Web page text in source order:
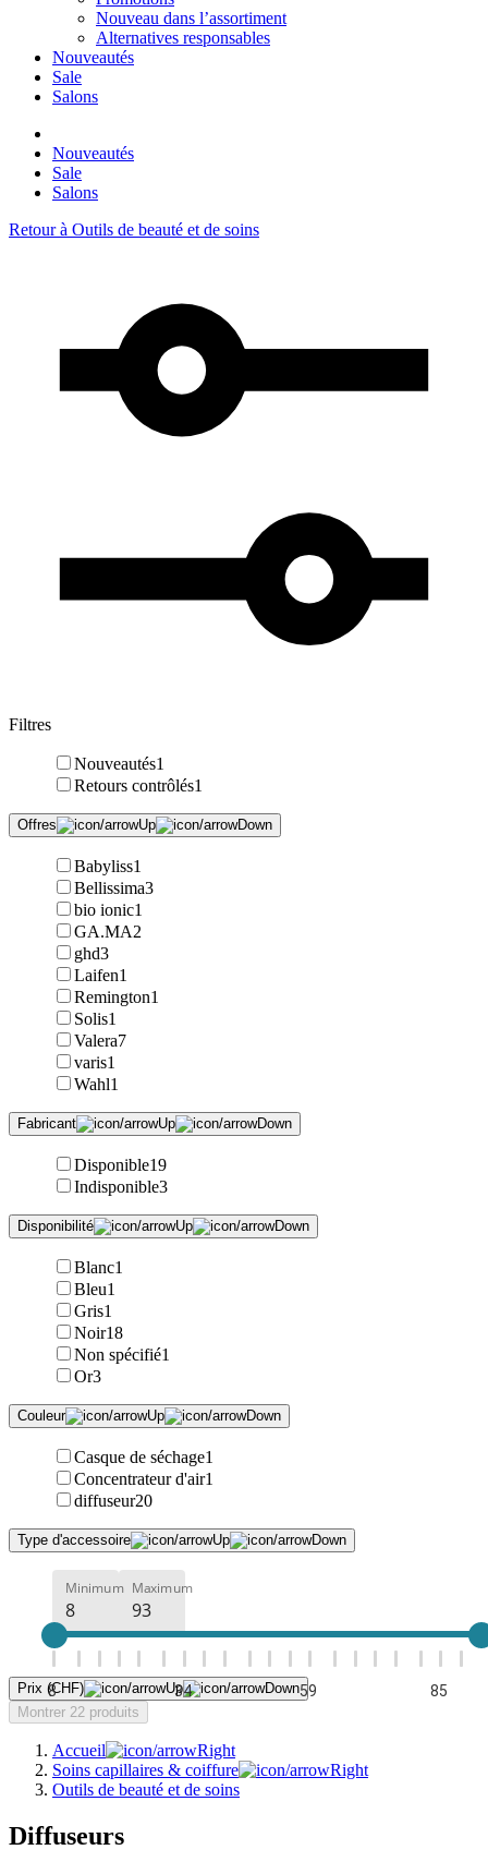
Nouveau dans l’assortiment
Alternatives responsables
Nouveautés
Sale
Salons
Nouveautés
Sale
Salons
Retour à Outils de beauté et de soins
Filtres
Nouveautés1
Retours contrôlés1
Offres
Babyliss1
Bellissima3
bio ionic1
GA.MA2
ghd3
Laifen1
Remington1
Solis1
Valera7
varis1
Wahl1
Fabricant
Disponible19
Indisponible3
Disponibilité
Blanc1
Bleu1
Gris1
Noir18
Non spécifié1
Or3
Couleur
Casque de séchage1
Concentrateur d'air1
diffuseur20
Type d'accessoire
Minimum Maximum
8 34 59 85
Prix (CHF)
Montrer 22 produits
Accueil
Soins capillaires & coiffure
Outils de beauté et de soins
Diffuseurs